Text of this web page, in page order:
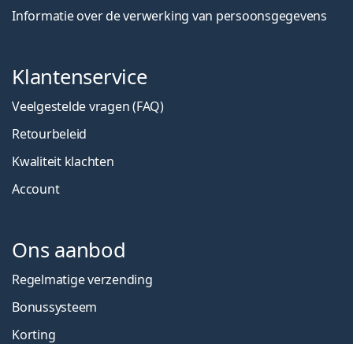
Informatie over de verwerking van persoonsgegevens
Klantenservice
Veelgestelde vragen (FAQ)
Retourbeleid
Kwaliteit klachten
Account
Ons aanbod
Regelmatige verzending
Bonussysteem
Korting